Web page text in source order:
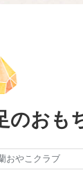
のおも
おやこクラブ